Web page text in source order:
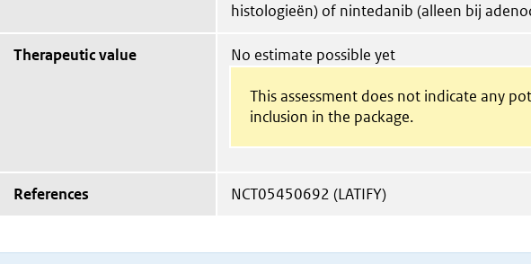
histologieën) of nintedanib (alleen bij
Therapeutic value No estimate possible yet
This assessment does not indicate any
inclusion in the package.
References NCT05450692 (LATIFY)